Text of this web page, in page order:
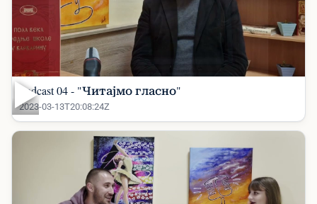
▶
Podcast 04 - "Читајмо гласно"
2023-03-13T20:08:24Z